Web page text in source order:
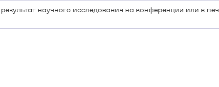
научного исследования на конференции или в